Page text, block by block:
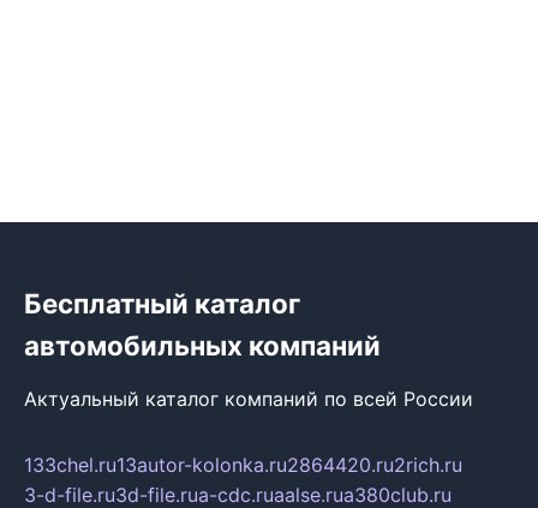
Бесплатный каталог
автомобильных компаний
Актуальный каталог компаний по всей России
133chel.ru13autor-kolonka.ru2864420.ru2rich.ru
3-d-file.ru3d-file.rua-cdc.ruaalse.rua380club.ru